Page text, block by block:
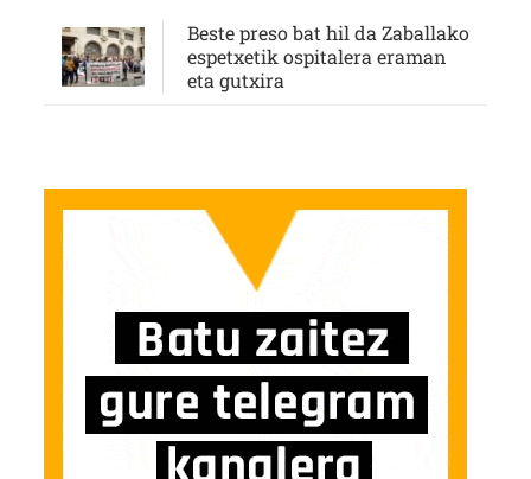
Beste preso bat hil da Zaballako
espetxetik ospitalera eraman
eta gutxira